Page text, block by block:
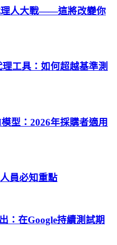
理人大戰——這將改變你
工具：如何超越基準測
型：2026年採購者適用
員必知重點
：在Google持續測試期